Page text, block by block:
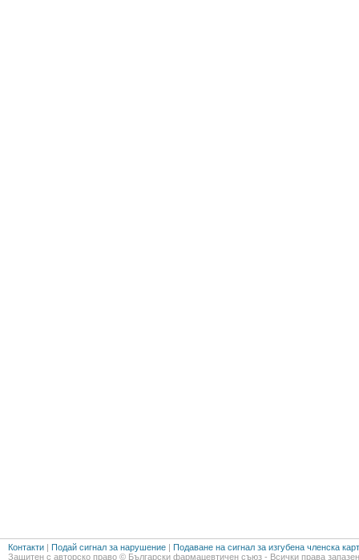
Контакти | Подай сигнал за нарушение | Подаване на сигнал за изгубена членска
Защитен с авторско право © Български фармацевтичен съюз - Всички права